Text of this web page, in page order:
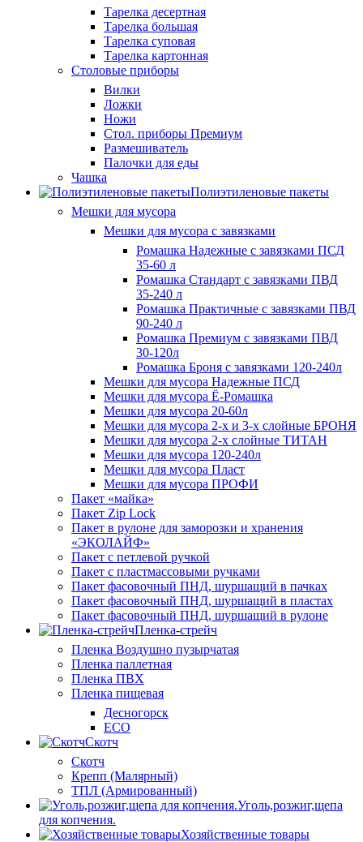
Тарелка десертная
Тарелка большая
Тарелка суповая
Тарелка картонная
Столовые приборы
Вилки
Ложки
Ножи
Стол. приборы Премиум
Размешиватель
Палочки для еды
Чашка
Полиэтиленовые пакеты
Мешки для мусора
Мешки для мусора с завязками
Ромашка Надежные с завязками ПСД
35-60 л
Ромашка Стандарт с завязками ПВД
35-240 л
Ромашка Практичные с завязками ПВД
90-240 л
Ромашка Премиум с завязками ПВД
30-120л
Ромашка Броня с завязками 120-240л
Мешки для мусора Надежные ПСД
Мешки для мусора Ё-Ромашка
Мешки для мусора 20-60л
Мешки для мусора 2-х и 3-х слойные БРОНЯ
Мешки для мусора 2-х слойные ТИТАН
Мешки для мусора 120-240л
Мешки для мусора Пласт
Мешки для мусора ПРОФИ
Пакет «майка»
Пакет Zip Lock
Пакет в рулоне для заморозки и хранения
«ЭКОЛАЙФ»
Пакет с петлевой ручкой
Пакет с пластмассовыми ручками
Пакет фасовочный ПНД, шуршащий в пачках
Пакет фасовочный ПНД, шуршащий в пластах
Пакет фасовочный ПНД, шуршащий в рулоне
Пленка-стрейч
Пленка Воздушно пузырчатая
Пленка паллетная
Пленка ПВХ
Пленка пищевая
Десногорск
ECO
Скотч
Скотч
Крепп (Малярный)
ТПЛ (Армированный)
Уголь,розжиг,щепа
для копчения.
Хозяйственные товары